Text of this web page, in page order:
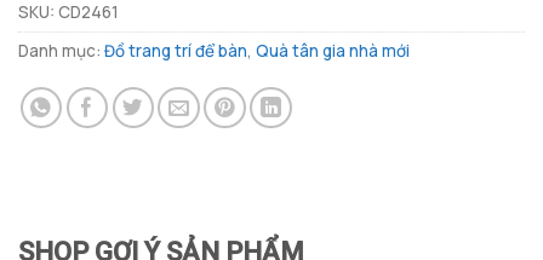
SKU: CD2461
Danh mục: Đồ trang trí để bàn, Quà tân gia nhà mới
SHOP GỢI Ý SẢN PHẨM